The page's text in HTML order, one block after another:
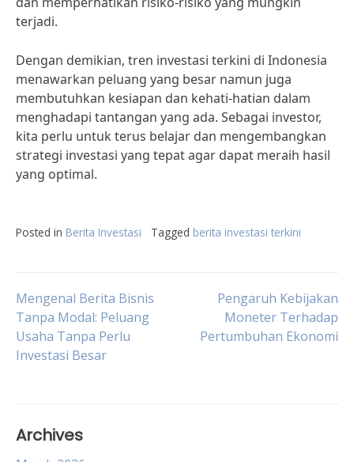
terjadi.
Dengan demikian, tren investasi terkini di Indonesia
menawarkan peluang yang besar namun juga
membutuhkan kesiapan dan kehati-hatian dalam
menghadapi tantangan yang ada. Sebagai investor,
kita perlu untuk terus belajar dan mengembangkan
strategi investasi yang tepat agar dapat meraih hasil
yang optimal.
Posted in Berita Investasi Tagged berita investasi terkini
Post
navigation
Mengenal Berita Bisnis
Tanpa Modal: Peluang
Usaha Tanpa Perlu
Investasi Besar
Pengaruh Kebijakan
Moneter Terhadap
Pertumbuhan Ekonomi
Archives